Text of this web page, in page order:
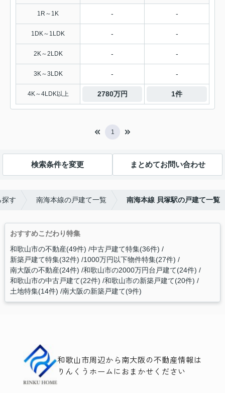
1R～1K - -
1DK～1LDK - -
2K～2LDK - -
3K～3LDK - -
4K～4LDK以上 2780万円 1件
1
検索条件を変更 まとめてお問い合わせ
探す 南海本線の戸建て一覧 南海本線 貝塚駅の戸建て一覧
おすすめこだわり特集
和歌山市の不動産(49件) 中古戸建て特集(36件)
新築戸建て特集(32件) 1000万円以下物件特集(27件)
南大阪の不動産(24件) 和歌山市の2000万円台戸建て(24件)
和歌山市の中古戸建て(22件) 和歌山市の新築戸建て(20件)
土地特集(14件) 南大阪の新築戸建て(9件)
和歌山市周辺から南大阪の不動産情報は
りんくうホームにおまかせください